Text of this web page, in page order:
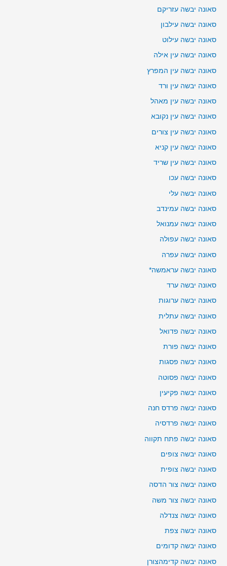
סאונה יבשה עזריקם
סאונה יבשה עילבון
סאונה יבשה עילוט
סאונה יבשה עין אילה
סאונה יבשה עין המפרץ
סאונה יבשה עין ורד
סאונה יבשה עין מאהל
סאונה יבשה עין נקובא
סאונה יבשה עין צורים
סאונה יבשה עין קניא
סאונה יבשה עין שריד
סאונה יבשה עכו
סאונה יבשה עלי
סאונה יבשה עמינדב
סאונה יבשה עמנואל
סאונה יבשה עפולה
סאונה יבשה עפרה
סאונה יבשה עראמשה*
סאונה יבשה ערד
סאונה יבשה ערוגות
סאונה יבשה עתלית
סאונה יבשה פדואל
סאונה יבשה פורת
סאונה יבשה פסגות
סאונה יבשה פסוטה
סאונה יבשה פקיעין
סאונה יבשה פרדס חנה
סאונה יבשה פרדסיה
סאונה יבשה פתח תקווה
סאונה יבשה צופים
סאונה יבשה צופית
סאונה יבשה צור הדסה
סאונה יבשה צור משה
סאונה יבשה צנדלה
סאונה יבשה צפת
סאונה יבשה קדומים
סאונה יבשה קדימהצורן